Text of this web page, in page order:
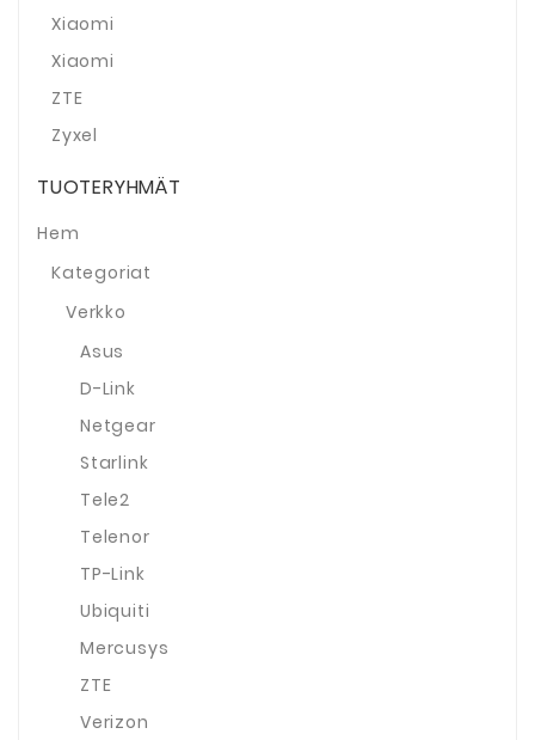
Xiaomi
Xiaomi
ZTE
Zyxel
TUOTERYHMÄT
Hem
Kategoriat
Verkko
Asus
D-Link
Netgear
Starlink
Tele2
Telenor
TP-Link
Ubiquiti
Mercusys
ZTE
Verizon